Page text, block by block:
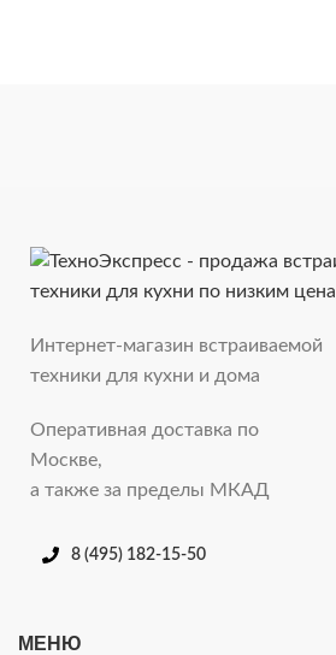
Интернет-магазин встраиваемой
техники для кухни и дома
Оперативная доставка по
Москве,
а также за пределы МКАД
8 (495) 182-15-50
МЕНЮ